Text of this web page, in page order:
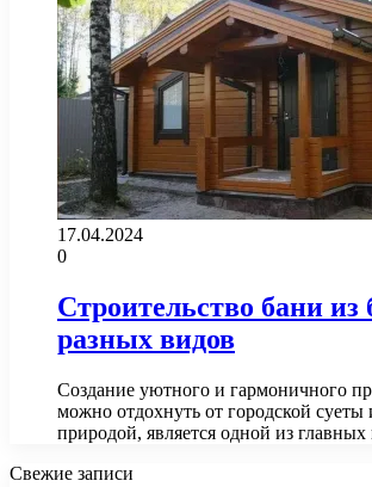
17.04.2024
0
Строительство бани из
разных видов
Создание уютного и гармоничного
можно отдохнуть от городской суеты
природой, является одной из
Свежие записи